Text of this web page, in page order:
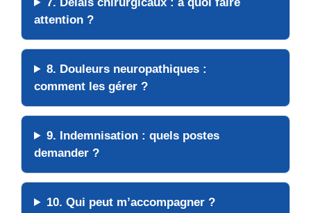
attention ?
8. Douleurs neuropathiques :
comment les gérer ?
9. Indemnisation : quels postes
demander ?
10. Qui peut m’accompagner ?